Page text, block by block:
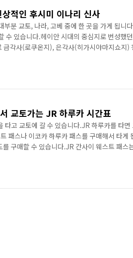
적인 후시미 이나리 신사
부분 교토, 나라, 고베 중에 한 곳을 가게 됩니
수 있습니다.헤이안 시대의 중심지로 번성했
금각사(로쿠온지), 은각사(히가시야마지쇼지)
신사입니다.후시미 이나리 신사는 교토역에
모습을 볼 수 있습니다.두 번째 방문인데 후
교토가는 JR 하루카 시간표
타고 교토에 갈 수 있습니다.JR 하루카를 타면
패스나 이코카 하루카 패스를 구매해서 타게
구매할 수 있습니다.JR 간사이 웨스트 패스
선택하면 됩니다.간사이공항에서 교토로 가는
차역이 적기 때문에 빠르게 도착할 수 있습니